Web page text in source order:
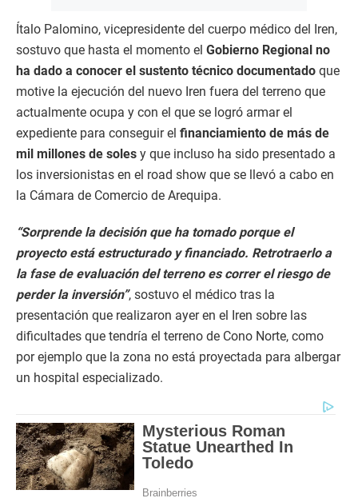
Ítalo Palomino, vicepresidente del cuerpo médico del Iren,
sostuvo que hasta el momento el Gobierno Regional no
ha dado a conocer el sustento técnico documentado que
motive la ejecución del nuevo Iren fuera del terreno que
actualmente ocupa y con el que se logró armar el
expediente para conseguir el financiamiento de más de
mil millones de soles y que incluso ha sido presentado a
los inversionistas en el road show que se llevó a cabo en
la Cámara de Comercio de Arequipa.
“Sorprende la decisión que ha tomado porque el
proyecto está estructurado y financiado. Retrotraerlo a
la fase de evaluación del terreno es correr el riesgo de
perder la inversión”, sostuvo el médico tras la
presentación que realizaron ayer en el Iren sobre las
dificultades que tendría el terreno de Cono Norte, como
por ejemplo que la zona no está proyectada para albergar
un hospital especializado.